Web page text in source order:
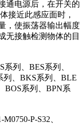
通电源后，在开关的
接近此感应面时，
，使振荡器输出幅度
无接触检测物体的目
列、BES系列、
列、BKS系列、BLE
BOS系列、BPN系
P-S32、